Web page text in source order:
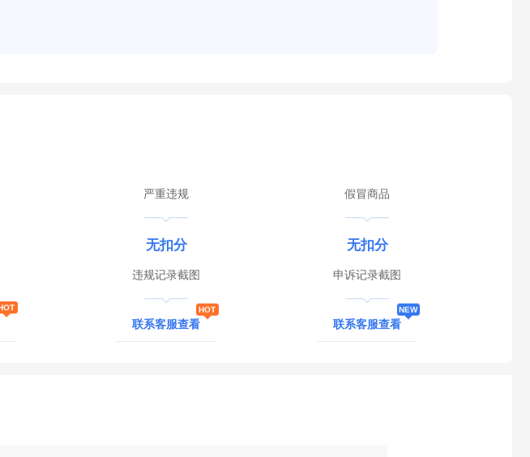
严重违规
无扣分
假冒商品
无扣分
违规记录截图
联系客服查看
申诉记录截图
联系客服查看